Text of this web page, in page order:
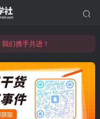
们携手共进！
们携手共进！
络营销教程、自媒体短视频教程等，长期更新各大精品创业项目！